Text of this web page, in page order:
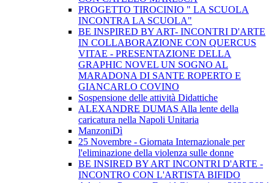
PROGETTO TIROCINIO " LA SCUOLA
INCONTRA LA SCUOLA"
BE INSPIRED BY ART- INCONTRI D'ARTE
IN COLLABORAZIONE CON QUERCUS
VITAE - PRESENTAZIONE DELLA
GRAPHIC NOVEL UN SOGNO AL
MARADONA DI SANTE ROPERTO E
GIANCARLO COVINO
Sospensione delle attività Didattiche
ALEXANDRE DUMAS Alla lente della
caricatura nella Napoli Unitaria
ManzoniDì
25 Novembre - Giornata Internazionale per
l'eliminazione della violenza sulle donne
BE INSIRED BY ART INCONTRI D'ARTE -
INCONTRO CON L'ARTISTA BIFIDO